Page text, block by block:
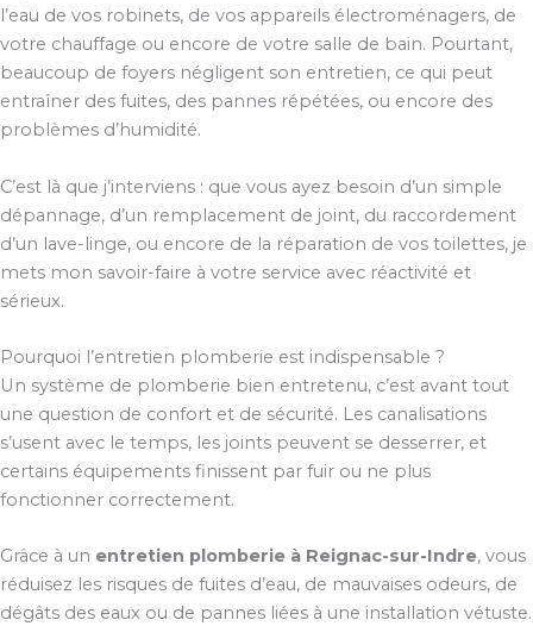
l’eau de vos robinets, de vos appareils électroménagers, de
votre chauffage ou encore de votre salle de bain. Pourtant,
beaucoup de foyers négligent son entretien, ce qui peut
entraîner des fuites, des pannes répétées, ou encore des
problèmes d’humidité.
C’est là que j’interviens : que vous ayez besoin d’un simple
dépannage, d’un remplacement de joint, du raccordement
d’un lave-linge, ou encore de la réparation de vos toilettes, je
mets mon savoir-faire à votre service avec réactivité et
sérieux.
Pourquoi l’entretien plomberie est indispensable ?
Un système de plomberie bien entretenu, c’est avant tout
une question de confort et de sécurité. Les canalisations
s’usent avec le temps, les joints peuvent se desserrer, et
certains équipements finissent par fuir ou ne plus
fonctionner correctement.
Grâce à un entretien plomberie à Reignac-sur-Indre, vous
réduisez les risques de fuites d’eau, de mauvaises odeurs, de
dégâts des eaux ou de pannes liées à une installation vétuste.